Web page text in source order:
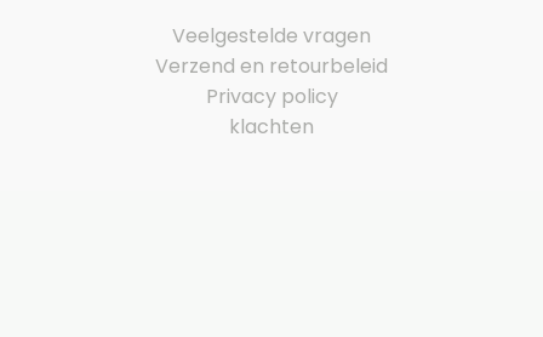
Veelgestelde vragen
Verzend en retourbeleid
Privacy policy
klachten